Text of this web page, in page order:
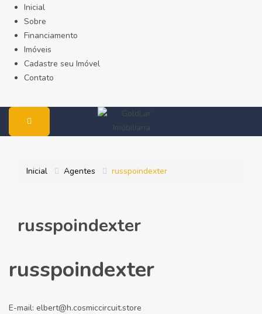
Inicial
Sobre
Financiamento
Imóveis
Cadastre seu Imóvel
Contato
Inicial Agentes russpoindexter
russpoindexter
russpoindexter
E-mail: elbert@h.cosmiccircuit.store